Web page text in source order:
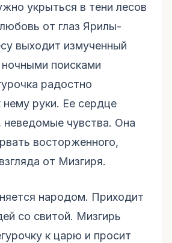
укрыться в тени лесов
от глаз Ярилы-
выходит измученный
поисками
радостно
нему руки. Ее сердце
неведомые чувства. Она
восторженного,
от Мизгиря.
народом. Приходит
со свитой. Мизгирь
к царю и просит